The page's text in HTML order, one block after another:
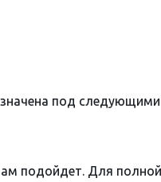
под
подойдет. Для